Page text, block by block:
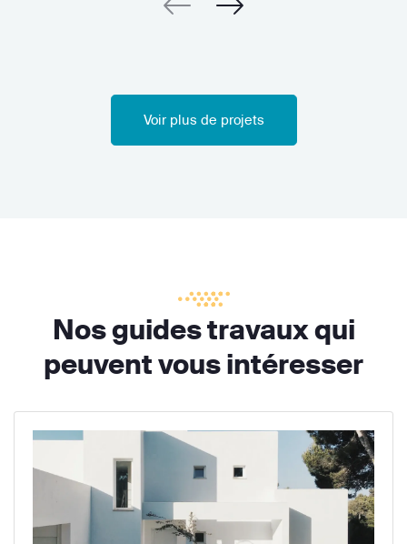
Voir plus de projets
Nos guides travaux qui
peuvent vous intéresser